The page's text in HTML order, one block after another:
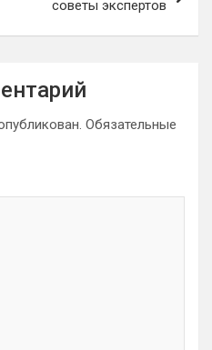
советы экспертов
Обязательные